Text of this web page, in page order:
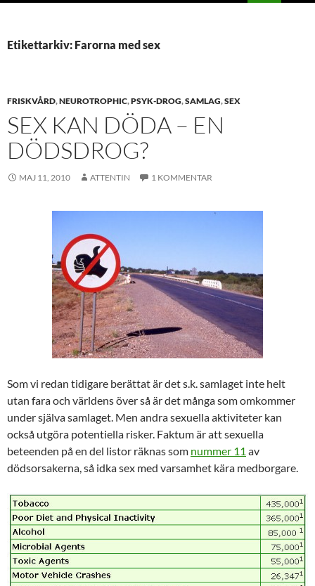
Etikettarkiv: Farorna med sex
FRISKVÅRD,NEUROTROPHIC,PSYK-DROG,SAMLAG,SEX
SEX KAN DÖDA – EN
DÖDSDROG?
MAJ 11, 2010 ATTENTIN 1 KOMMENTAR
Som vi redan tidigare berättat är det s.k. samlaget inte helt
utan fara och världens över så är det många som omkommer
under själva samlaget. Men andra sexuella aktiviteter kan
också utgöra potentiella risker. Faktum är att sexuella
beteenden på en del listor räknas som nummer 11 av
dödsorsakerna, så idka sex med varsamhet kära medborgare.